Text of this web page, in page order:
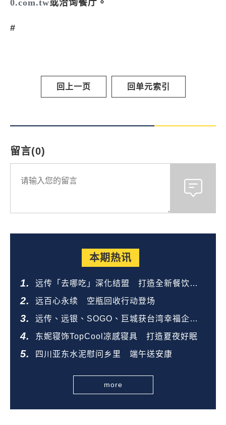
0.com.tw或洽询餐厅。
#
回上一页 回单元索引
留言(0)
本期热讯
远传「去哪吃」深化结盟 打造全新餐饮生
态圈
远百心永续 空瓶回收行动登场
远传、远银、SOGO、巨城获台湾幸福企业
金奖
东妮寝饰TopCool凉感寝具 打造夏夜好眠
四川亚东水泥慰问乡里 端午送安康
more